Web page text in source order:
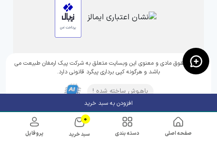
صفحه اصلی دسته بندی
0
سبد خرید پروفایل
تمامی حقوق مادی و معنوی این وبسایت متعلق به شرکت پیک ارمغان طبیعت می
باشد و هرگونه کپی برداری پیگرد قانونی دارد.
باهـوش ساخته شده !
افزودن به سبد خرید